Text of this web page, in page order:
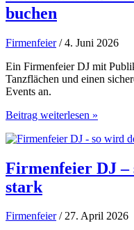
buchen
Firmenfeier/ 4. Juni 2026
Ein Firmenfeier DJ mit
Tanzflächen und einen
Events an.
Firmenfeier
mit
buchen
Beitrag weiterlesen »
Firmenfeier DJ –
stark
Firmenfeier/ 27. April 2026